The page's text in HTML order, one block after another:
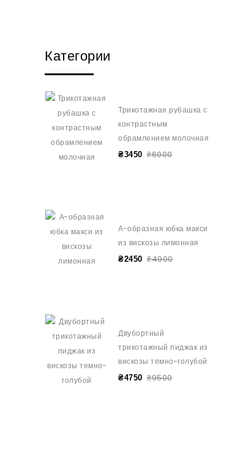
Категории
Трикотажная рубашка с
контрастным
обрамлением молочная
₴3450 ₴6900
А-образная юбка макси
из вискозы лимонная
₴2450 ₴4900
Двубортный
трикотажный пиджак из
вискозы темно-голубой
₴4750 ₴9500